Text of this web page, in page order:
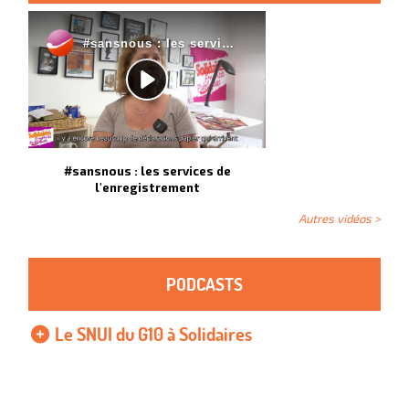
#sansnous : les services de
l'enregistrement
Autres vidéos >
PODCASTS
Le SNUI du G10 à Solidaires